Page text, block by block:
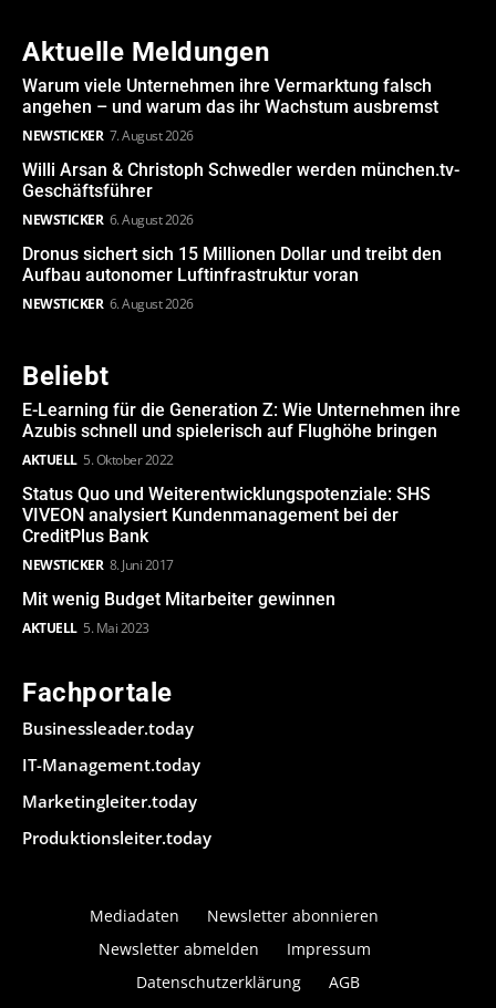
Aktuelle Meldungen
Warum viele Unternehmen ihre Vermarktung falsch
angehen – und warum das ihr Wachstum ausbremst
NEWSTICKER 7. August 2026
Willi Arsan & Christoph Schwedler werden münchen.tv-
Geschäftsführer
NEWSTICKER 6. August 2026
Dronus sichert sich 15 Millionen Dollar und treibt den
Aufbau autonomer Luftinfrastruktur voran
NEWSTICKER 6. August 2026
Beliebt
E-Learning für die Generation Z: Wie Unternehmen ihre
Azubis schnell und spielerisch auf Flughöhe bringen
AKTUELL 5. Oktober 2022
Status Quo und Weiterentwicklungspotenziale: SHS
VIVEON analysiert Kundenmanagement bei der
CreditPlus Bank
NEWSTICKER 8. Juni 2017
Mit wenig Budget Mitarbeiter gewinnen
AKTUELL 5. Mai 2023
Fachportale
Businessleader.today
IT-Management.today
Marketingleiter.today
Produktionsleiter.today
Mediadaten
Newsletter abonnieren
Newsletter abmelden
Impressum
Datenschutzerklärung
AGB